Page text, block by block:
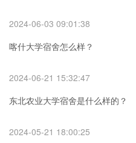
2024-06-03 09:01:38
喀什大学宿舍怎么样？
2024-06-21 15:32:47
东北农业大学宿舍是什么样的？
2024-05-21 18:00:25